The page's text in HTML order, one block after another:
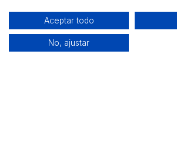
Aceptar todo
No, ajustar